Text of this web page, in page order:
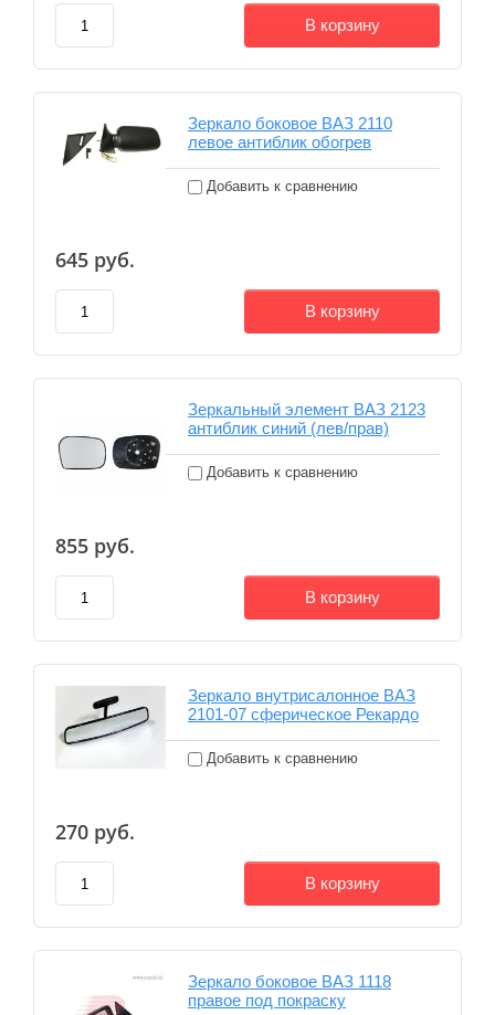
В корзину
Зеркало боковое ВАЗ 2110
левое антиблик обогрев
Добавить к сравнению
645 руб.
В корзину
Зеркальный элемент ВАЗ 2123
антиблик синий (лев/прав)
Добавить к сравнению
855 руб.
В корзину
Зеркало внутрисалонное ВАЗ
2101-07 сферическое Рекардо
Добавить к сравнению
270 руб.
В корзину
Зеркало боковое ВАЗ 1118
правое под покраску